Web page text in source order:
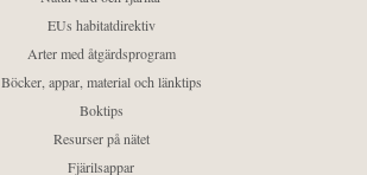
EUs habitatdirektiv
Arter med åtgärdsprogram
Böcker, appar, material och länktips
Boktips
Resurser på nätet
Fjärilsappar